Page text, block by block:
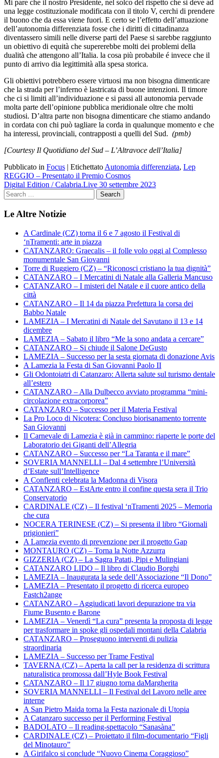
Mi pare che il nostro Presidente, nel solco del rispetto che si deve ad
una legge costituzionale modificata con il titolo V, cerchi di prendere
il buono che da essa viene fuori. E certo se l’effetto dell’attuazione
dell’autonomia differenziata fosse che i diritti di cittadinanza
diventassero simili nelle diverse parti del Paese si sarebbe raggiunto
un obiettivo di equità che supererebbe molti dei problemi della
dualità che attengono all’Italia. la cosa più probabile é invece che il
punto di arrivo dia legittimità alla spesa storica.
Gli obiettivi potrebbero essere virtuosi ma non bisogna dimenticare
che la strada per l’inferno è lastricata di buone intenzioni. Il timore
che ci si limiti all’individuazione e si passi all autonomia pervade
molta parte dell’opinione pubblica meridionale oltre che molti
studiosi. D’altra parte non bisogna dimenticare che stiamo andando
in cordata con chi può tagliare la corda in qualunque momento e che
ha interessi, provinciali, contrapposti a quelli del Sud. (pmb)
[Courtesy Il Quotidiano del Sud – L’Altravoce dell’Italia]
Pubblicato in Focus | EtichettatoAutonomia differenziata, Lep
Navigazione
articoli
REGGIO – Presentato il Premio Cosmos
Digital Edition / Calabria.Live 30 settembre 2023
Le Altre Notizie
A Cardinale (CZ) torna il 6 e 7 agosto il Festival di
‘nTramenti: arte in piazza
CATANZARO: Graecalis – il folle volo oggi al Complesso
monumentale San Giovanni
Torre di Ruggiero (CZ) – “Riconosci cristiano la tua dignità”
CATANZARO – I Mercatini di Natale alla Galleria Mancuso
CATANZARO – I misteri del Natale e il cuore antico della
città
CATANZARO – Il 14 da piazza Prefettura la corsa dei
Babbo Natale
LAMEZIA – I Mercatini di Natale del Savutano il 13 e 14
dicembre
LAMEZIA – Sabato il libro “Me la sono andata a cercare”
CATANZARO – Si chiude il Salone DeGusto
LAMEZIA – Successo per la sesta giornata di donazione Avis
A Lamezia la Festa di San Giovanni Paolo II
Gli Odontoiatri di Catanzaro: Allerta salute sul turismo dentale
all’estero
CATANZARO – Alla Dulbecco avviato programma “mini-
circolazione extracorporea”
CATANZARO – Successo per il Materia Festival
La Pro Loco di Nicotera: Concluso biorisanamento torrente
San Giovanni
Il Carnevale di Lamezia è già in cammino: riaperte le porte del
Laboratorio dei Giganti dell’Allegria
CATANZARO – Successo per “La Taranta e il mare”
SOVERIA MANNELLI – Dal 4 settembre l’Università
d’Estate sull’Intelligence
A Conflenti celebrata la Madonna di Visora
CATANZARO – EstArte entro il confine questa sera il Trio
Conservatorio
CARDINALE (CZ) – Il festival ‘nTramenti 2025 – Memoria
che cura
NOCERA TERINESE (CZ) – Si presenta il libro “Giornali
prigionieri”
A Lamezia evento di prevenzione per il progetto Gap
MONTAURO (CZ) – Torna la Notte Azzurra
GIZZERIA (CZ) – La Sagra Patati, Pipi e Mulingiani
CATANZARO LIDO – Il libro di Claudio Borghi
LAMEZIA – Inaugurata la sede dell’Associazione “Il Dono”
LAMEZIA – Presentato il progetto di ricerca europeo
Fastch2ange
CATANZARO – Aggiudicati lavori depurazione tra via
Fiume Busento e Barone
LAMEZIA – Venerdì “La cura” presenta la proposta di legge
per trasformare in spoke gli ospedali montani della Calabria
CATANZARO – Proseguono interventi di pulizia
straordinaria
LAMEZIA – Successo per Trame Festival
TAVERNA (CZ) – Aperta la call per la residenza di scrittura
naturalistica promossa dall’Hyle Book Festival
CATANZARO – Il 17 giugno torna daMargherita
SOVERIA MANNELLI – Il Festival del Lavoro nelle aree
interne
A San Pietro Maida torna la Festa nazionale di Utopia
A Catanzaro successo per il Performing Festival
BADOLATO – Il reading-spettacolo “Sanasàna”
CARDINALE (CZ) – Proiettato il film-documentario “Figli
del Minotauro”
A Girifalco si conclude “Nuovo Cinema Coraggioso”